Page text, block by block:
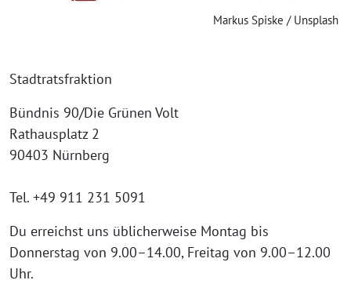
Markus Spiske / Unsplash
Stadtratsfraktion
Bündnis 90/Die Grünen Volt
Rathausplatz 2
90403 Nürnberg
Tel. +49 911 231 5091
Du erreichst uns üblicherweise Montag bis
Donnerstag von 9.00–14.00, Freitag von 9.00–12.00
Uhr.